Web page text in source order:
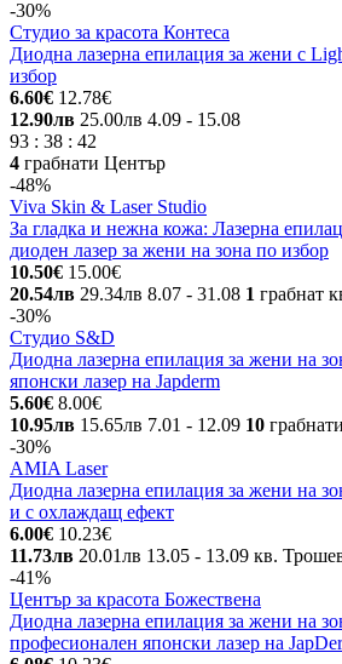
-30%
Студио за красота Контеса
Диодна лазерна епилация за жени с
избор
6.60€ 12.78€
12.90лв 25.00лв 4.09 - 15.08
93 : 38 : 42
4 грабнати Център
-48%
Viva Skin & Laser Studio
За гладка и нежна кожа: Лазерна
диоден лазер за жени на зона по избор
10.50€ 15.00€
20.54лв 29.34лв 8.07 - 31.08 1 грабнат
-30%
Студио S&D
Диодна лазерна епилация за жени на
японски лазер на Japderm
5.60€ 8.00€
10.95лв 15.65лв 7.01 - 12.09 10 грабнати
-30%
AMIA Laser
Диодна лазерна епилация за жени на
и с охлаждащ ефект
6.00€ 10.23€
11.73лв 20.01лв 13.05 - 13.09 кв.
-41%
Център за красота Божествена
Диодна лазерна епилация за жени на
професионален японски лазер на